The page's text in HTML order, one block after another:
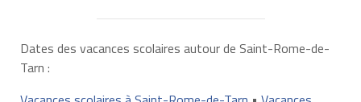
Dates des vacances scolaires autour de Saint-Rome-de-
Tarn :